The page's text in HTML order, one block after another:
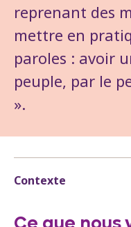
reprenant des
mettre en
paroles : avoir
peuple, par le
».
Contexte